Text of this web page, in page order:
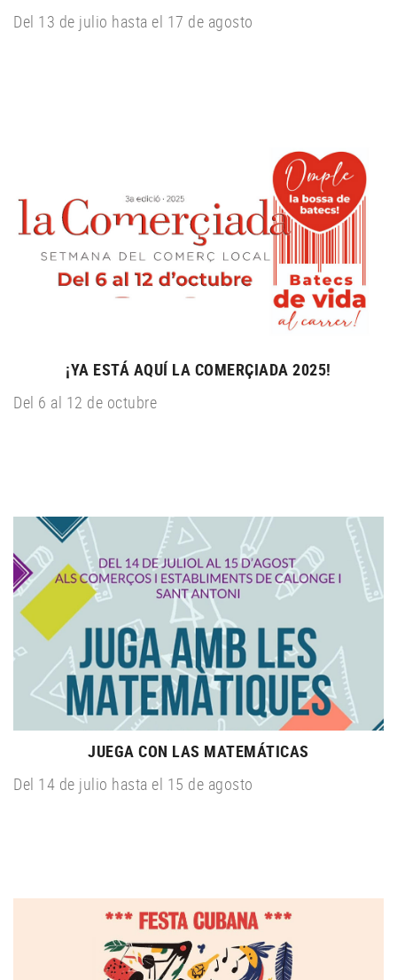
Del 13 de julio hasta el 17 de agosto
¡YA ESTÁ AQUÍ LA COMERÇIADA 2025!
Del 6 al 12 de octubre
JUEGA CON LAS MATEMÁTICAS
Del 14 de julio hasta el 15 de agosto